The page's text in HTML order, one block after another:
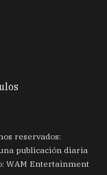
reservados:
publicación diaria
WAM Entertainment